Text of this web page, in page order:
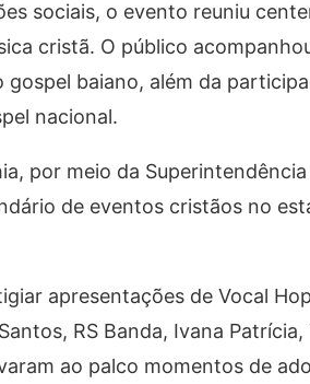
sociais, o evento reuniu
cristã. O público
baiano, além da
nacional.
por meio da
de eventos cristãos no
apresentações de Vocal
RS Banda, Ivana
ao palco momentos de